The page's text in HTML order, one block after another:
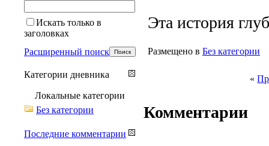
Эта история
Размещено в Без категории
«
Комментарии
Искать только в
заголовках
Расширенный поиск
Категории дневника
Локальные категории
Без категории
Последние комментарии